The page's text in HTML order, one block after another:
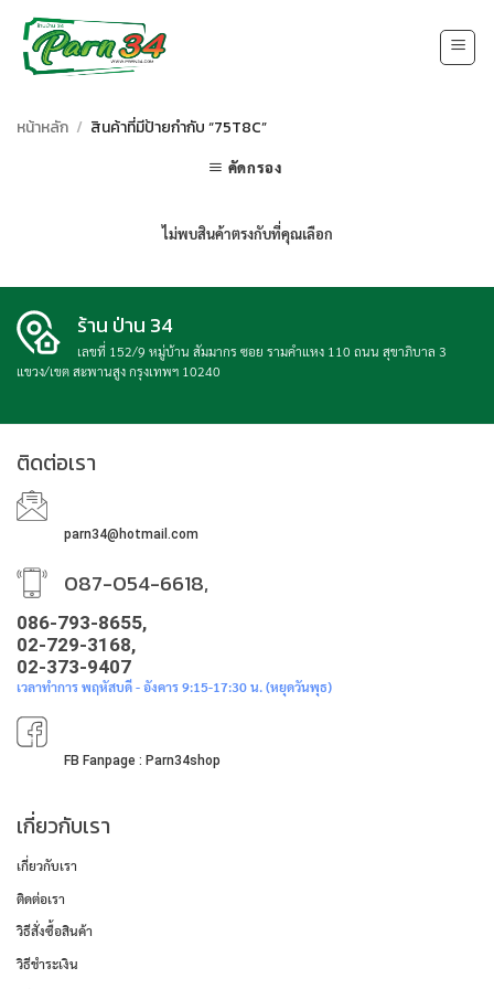
content
หน้าหลัก / สินค้าที่มีป้ายกำกับ “75T8C”
คัดกรอง
ไม่พบสินค้าตรงกับที่คุณเลือก
ร้าน ป่าน 34
เลขที่ 152/9 หมู่บ้าน สัมมากร ซอย รามคำแหง 110 ถนน สุขาภิบาล 3
แขวง/เขต สะพานสูง กรุงเทพฯ 10240
ติดต่อเรา
parn34@hotmail.com
087-054-6618,
086-793-8655,
02-729-3168,
02-373-9407
เวลาทำการ พฤหัสบดี - อังคาร 9:15-17:30 น. (หยุดวันพุธ)
FB Fanpage : Parn34shop
เกี่ยวกับเรา
เกี่ยวกับเรา
ติดต่อเรา
วิธีสั่งซื้อสินค้า
วิธีชำระเงิน